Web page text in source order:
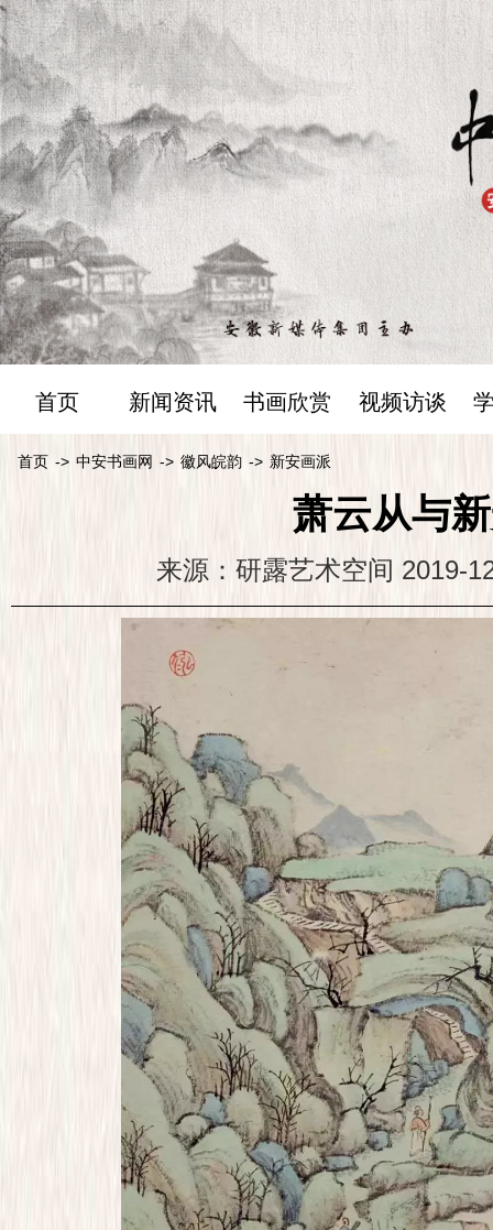
首页 新闻资讯 书画欣赏 视频访谈
首页 -> 中安书画网 -> 徽风皖韵 -> 新安画派
萧云从与
来源：研露艺术空间 2019-